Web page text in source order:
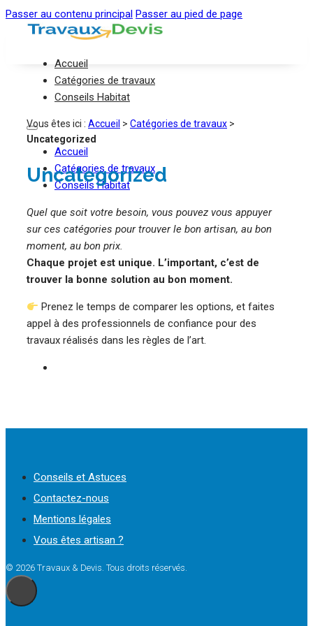
Passer au contenu principal Passer au pied de page
Accueil
Catégories de travaux
Conseils Habitat
Accueil
Catégories de travaux
Conseils Habitat
Vous êtes ici : Accueil > Catégories de travaux >
Uncategorized
Uncategorized
Quel que soit votre besoin, vous pouvez vous appuyer
sur ces catégories pour trouver le bon artisan, au bon
moment, au bon prix.
Chaque projet est unique. L’important, c’est de
trouver la bonne solution au bon moment.
Prenez le temps de comparer les options, et faites
appel à des professionnels de confiance pour des
travaux réalisés dans les règles de l’art.
Conseils et Astuces
Contactez-nous
Mentions légales
Vous êtes artisan ?
© 2026 Travaux & Devis. Tous droits réservés.